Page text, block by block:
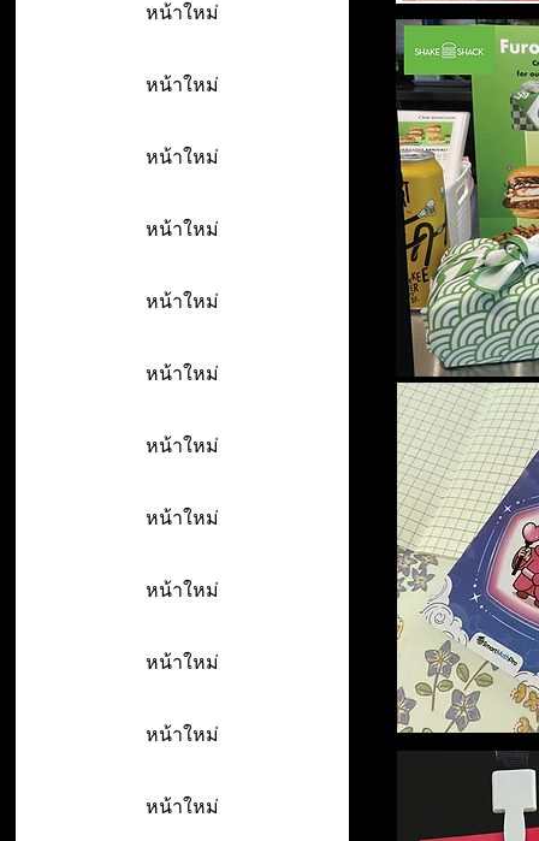
หน้าใหม่
หน้าใหม่
หน้าใหม่
หน้าใหม่
หน้าใหม่
หน้าใหม่
หน้าใหม่
หน้าใหม่
หน้าใหม่
หน้าใหม่
หน้าใหม่
หน้าใหม่